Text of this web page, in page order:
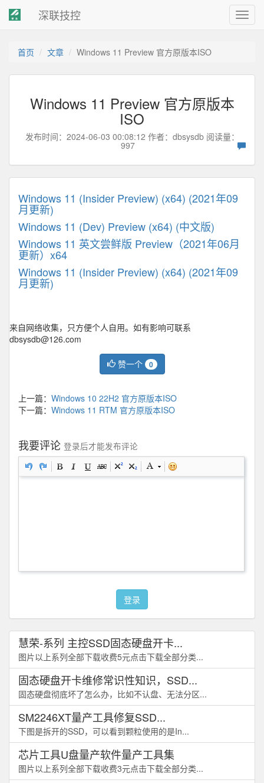
深联技控
首页 文章 Windows 11 Preview 官方原版本ISO
Windows 11 Preview 官方原版本
ISO
发布时间：2024-06-03 00:08:12 作者： dbsysdb阅读量：
997
Windows 11 (Insider Preview) (x64) (2021年09
月更新)
Windows 11 (Dev) Preview (x64) (中文版)
Windows 11 英文尝鲜版 Preview（2021年06月
更新）x64
Windows 11 (Insider Preview) (x64) (2021年09
月更新)
来自网络收集，只方便个人自用。如有影响可联系
dbsysdb@126.com
赞一个 0
上一篇： Windows 10 22H2 官方原版本ISO
下一篇： Windows 11 RTM 官方原版本ISO
我要评论 登录后才能发布评论
登录
慧荣-系列 主控SSD固态硬盘开卡...
图片以上系列全部下载收费5元点击下载全部分类...
固态硬盘开卡维修常识性知识，SSD...
固态硬盘彻底坏了怎么办，比如不认盘、无法分区...
SM2246XT量产工具修复SSD...
下图是拆开的SSD，可以看到颗粒使用的是In...
芯片工具U盘量产软件量产工具集
图片以上系列全部下载收费3元点击下载全部分类...